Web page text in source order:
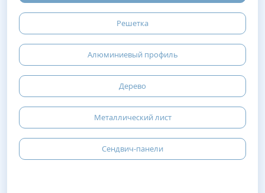
Решетка
Алюминиевый профиль
Дерево
Металлический лист
Сендвич-панели